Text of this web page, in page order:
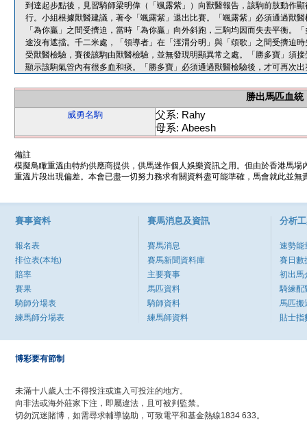
到達起步點後，見習騎師梁明偉（「颯露紫」）向獸醫報告，該駒前肢動作
行。小組根據獸醫建議，著令「颯露紫」退出比賽。「颯露紫」必須通過獸
「為你贏」之間受擠迫，當時「為你贏」向外斜跑，三駒均因而失去平衡。
途沒有遮擋。千二米處，「領導者」在「涇渭分明」與「頌歌」之間受擠迫
受獸醫檢驗，賽後該駒由獸醫檢驗，並無發現明顯異常之處。「勝多寶」須
顯示該駒氣管內有很多血和痰。「勝多寶」必須通過獸醫檢驗後，才可再次
勝出馬匹血統
威勇名駒
父系: Rahy
母系: Abeesh
備註
模擬鳥瞰重溫由特約供應商提供，供馬迷作個人娛樂資訊之用。但由於香港馬
重溫片段出現偏差。本會已盡一切努力務求有關資料盡可能準確，馬會就此並
賽事資料
報名表
排位表(本地)
賠率
賽果
騎師分場表
練馬師分場表
賽馬消息及資訊
賽馬消息
賽馬新聞資料庫
主要賽事
馬匹資料
騎師資料
練馬師資料
分析
速勢能
賽日數
初出馬
騎練配
馬匹搬
貼士指
博彩要有節制
未滿十八歲人士不得投注或進入可投注的地方。
向非法或海外莊家下注，即屬違法，且可被判監禁。
切勿沉迷賭博，如需尋求輔導協助，可致電平和基金熱線1834 633。